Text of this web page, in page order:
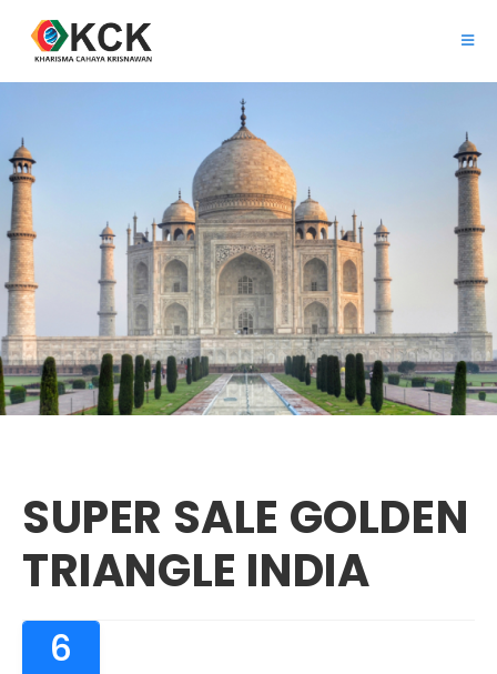
SUPER SALE GOLDEN
TRIANGLE INDIA
6